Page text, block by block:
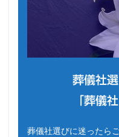
葬儀社
「葬儀
葬儀社選びに迷ったら